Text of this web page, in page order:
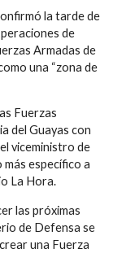
la tarde de
de
Armadas de
una “zona de
Fuerzas
del Guayas con
viceministro de
específico a
La Hora.
las próximas
de Defensa se
una Fuerza